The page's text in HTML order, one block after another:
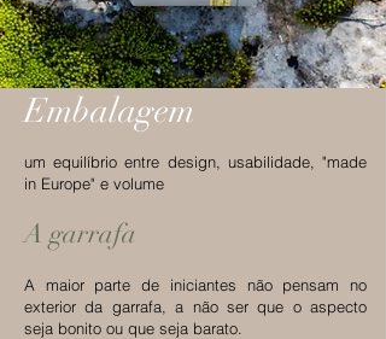
Embalagem
um equilíbrio entre design, usabilidade, "made
in Europe" e volume
A garrafa
A maior parte de iniciantes não pensam no
exterior da garrafa, a não ser que o aspecto
seja bonito ou que seja barato.